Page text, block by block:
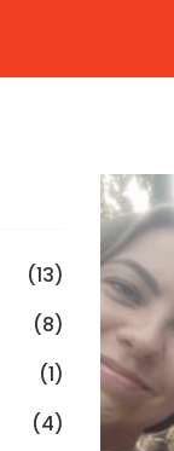
(13)
(8)
(1)
(4)